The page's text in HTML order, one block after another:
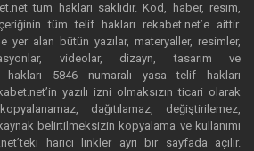
tüm hakları saklıdır. Kod, haber, resim,
tüm telif hakları rekabet.net’e aittir.
yer alan bütün yazılar, materyaller, resimler,
videolar, dizayn, tasarım ve
hakları 5846 numaralı yasa telif hakları
yazılı izni olmaksızın ticari olarak
dağıtılamaz, değiştirilemez,
belirtilmeksizin kopyalama ve kullanımı
harici linkler ayrı bir sayfada açılır.